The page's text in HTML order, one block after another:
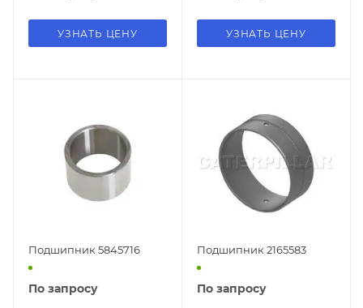
УЗНАТЬ ЦЕНУ УЗНАТЬ ЦЕНУ
Подшипник 5845716
По запросу
Подшипник 2165583
По запросу